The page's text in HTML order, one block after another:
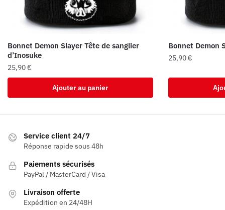
Bonnet Demon Slayer Tête de sanglier
d’Inosuke
25,90€
Ajouter au panier
Bonnet Demon
25,90€
Service client 24/7
Réponse rapide sous 48h
Paiements sécurisés
PayPal / MasterCard / Visa
Livraison offerte
Expédition en 24/48H